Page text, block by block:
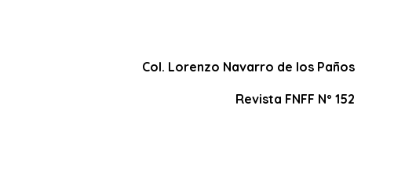
Col. Lorenzo Navarro de los Paños
Revista FNFF Nº 152